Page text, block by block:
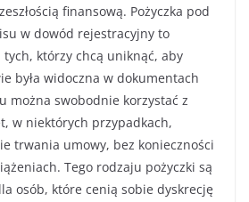
finansową. Pożyczka pod
w dowód rejestracyjny to
którzy chcą uniknąć, aby
była widoczna w dokumentach
można swobodnie korzystać z
w niektórych przypadkach,
trwania umowy, bez konieczności
Tego rodzaju pożyczki są
osób, które cenią sobie dyskrecję